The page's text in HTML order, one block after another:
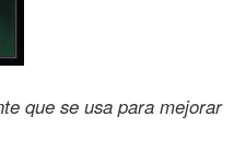
que se usa para mejorar